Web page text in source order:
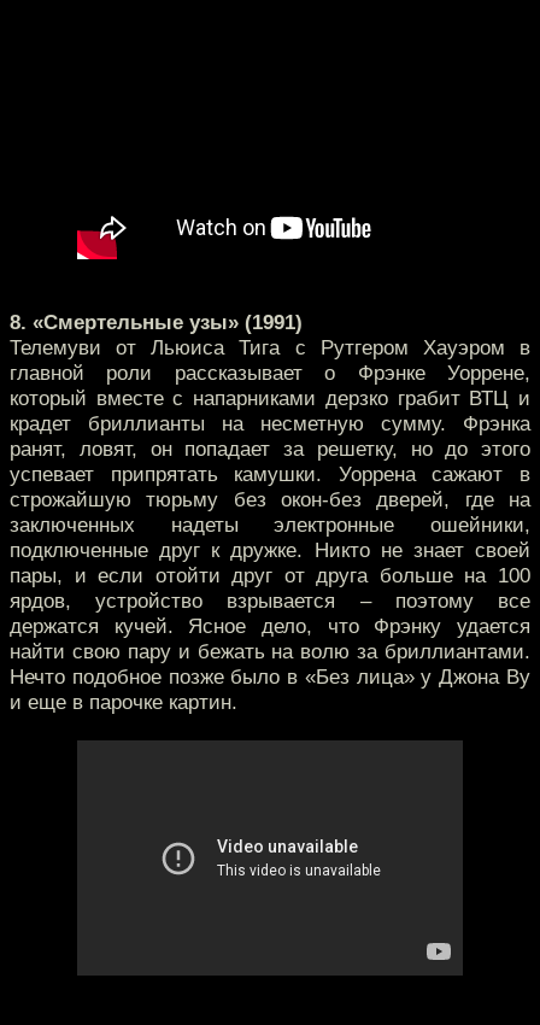
8. «Смертельные узы» (1991)
Телемуви от Льюиса Тига с Рутгером Хауэром в
главной роли рассказывает о Фрэнке Уоррене,
который вместе с напарниками дерзко грабит ВТЦ и
крадет бриллианты на несметную сумму. Фрэнка
ранят, ловят, он попадает за решетку, но до этого
успевает припрятать камушки. Уоррена сажают в
строжайшую тюрьму без окон-без дверей, где на
заключенных надеты электронные ошейники,
подключенные друг к дружке. Никто не знает своей
пары, и если отойти друг от друга больше на 100
ярдов, устройство взрывается – поэтому все
держатся кучей. Ясное дело, что Фрэнку удается
найти свою пару и бежать на волю за бриллиантами.
Нечто подобное позже было в «Без лица» у Джона Ву
и еще в парочке картин.